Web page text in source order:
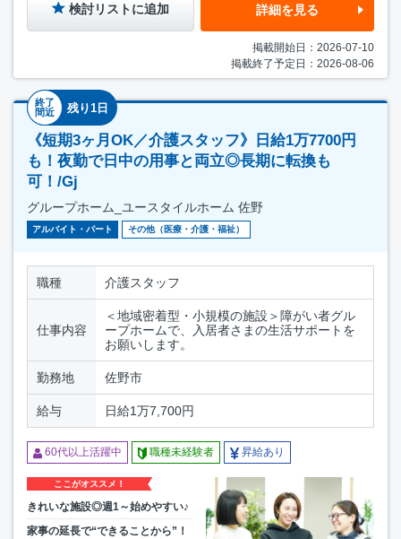
検討リストに追加 詳細を見る
掲載開始日：2026-07-10
掲載終了予定日：2026-08-06
終了
間近
残り1日
《短期3ヶ月OK／介護スタッフ》日給1万7700円
も！夜勤で日中の用事と両立◎長期に転換も
可！/Gj
グループホーム_ユースタイルホーム 佐野
アルバイト・パート その他（医療・介護・福祉）
職種 介護スタッフ
仕事内容
＜地域密着型・小規模の施設＞障がい者グル
ープホームで、入居者さまの生活サポートを
お願いします。
勤務地 佐野市
給与 日給1万7,700円
60代以上活躍中 職種未経験者 昇給あり
ここがオススメ！
きれいな施設◎週1～始めやすい♪
家事の延長で“できることから”！